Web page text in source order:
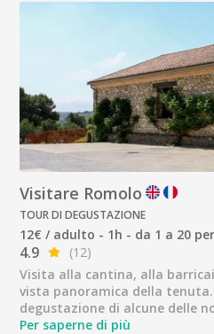
Visitare Romolo
TOUR DI DEGUSTAZIONE
12€ / adulto - 1h - da 1 a 20
4.9
(12)
Visita alla cantina, alla
vista panoramica della
degustazione di alcune delle
Per saperne di più